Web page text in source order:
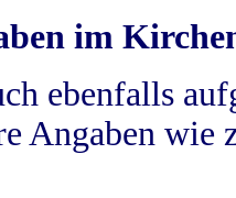
im
ebenfalls
Angaben wie